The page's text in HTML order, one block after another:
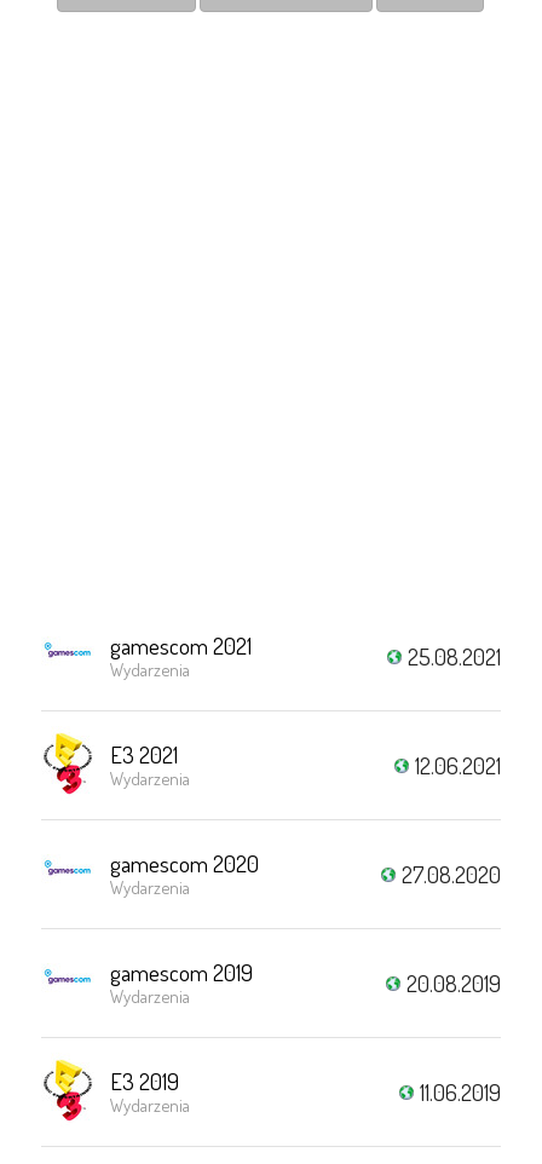
gamescom 2021
Wydarzenia 25.08.2021
E3 2021
Wydarzenia 12.06.2021
gamescom 2020
Wydarzenia 27.08.2020
gamescom 2019
Wydarzenia 20.08.2019
E3 2019
Wydarzenia 11.06.2019